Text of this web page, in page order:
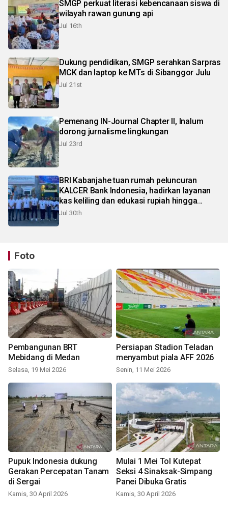
SMGP perkuat literasi kebencanaan siswa di
wilayah rawan gunung api
Jul 16th
Dukung pendidikan, SMGP serahkan Sarpras
MCK dan laptop ke MTs di Sibanggor Julu
Jul 21st
Pemenang IN-Journal Chapter II, Inalum
dorong jurnalisme lingkungan
Jul 23rd
BRI Kabanjahe tuan rumah peluncuran
KALCER Bank Indonesia, hadirkan layanan
kas keliling dan edukasi rupiah hingga
pelosok Karo
Jul 30th
Foto
Pembangunan BRT
Mebidang di Medan
Selasa, 19 Mei 2026
Persiapan Stadion Teladan
menyambut piala AFF 2026
Senin, 11 Mei 2026
Pupuk Indonesia dukung
Gerakan Percepatan Tanam
di Sergai
Kamis, 30 April 2026
Mulai 1 Mei Tol Kutepat
Seksi 4 Sinaksak-Simpang
Panei Dibuka Gratis
Kamis, 30 April 2026